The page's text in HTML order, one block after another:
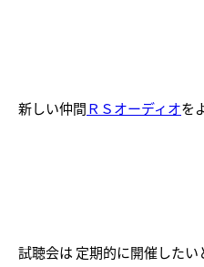
新しい仲間ＲＳオーディオを
試聴会は 定期的に開催した